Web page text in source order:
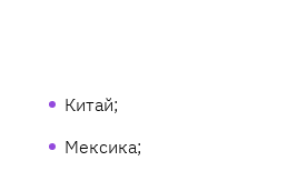
Китай;
Мексика;